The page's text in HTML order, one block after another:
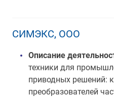
СИМЭКС, ООО
Описание
техники для
приводных решений:
преобразователей